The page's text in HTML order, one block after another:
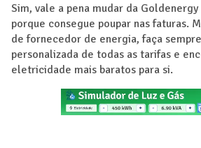
Sim, vale a pena mudar da Goldenergy
porque consegue poupar nas faturas.
de fornecedor de energia, faça
personalizada de todas as tarifas e
eletricidade mais baratos para si.